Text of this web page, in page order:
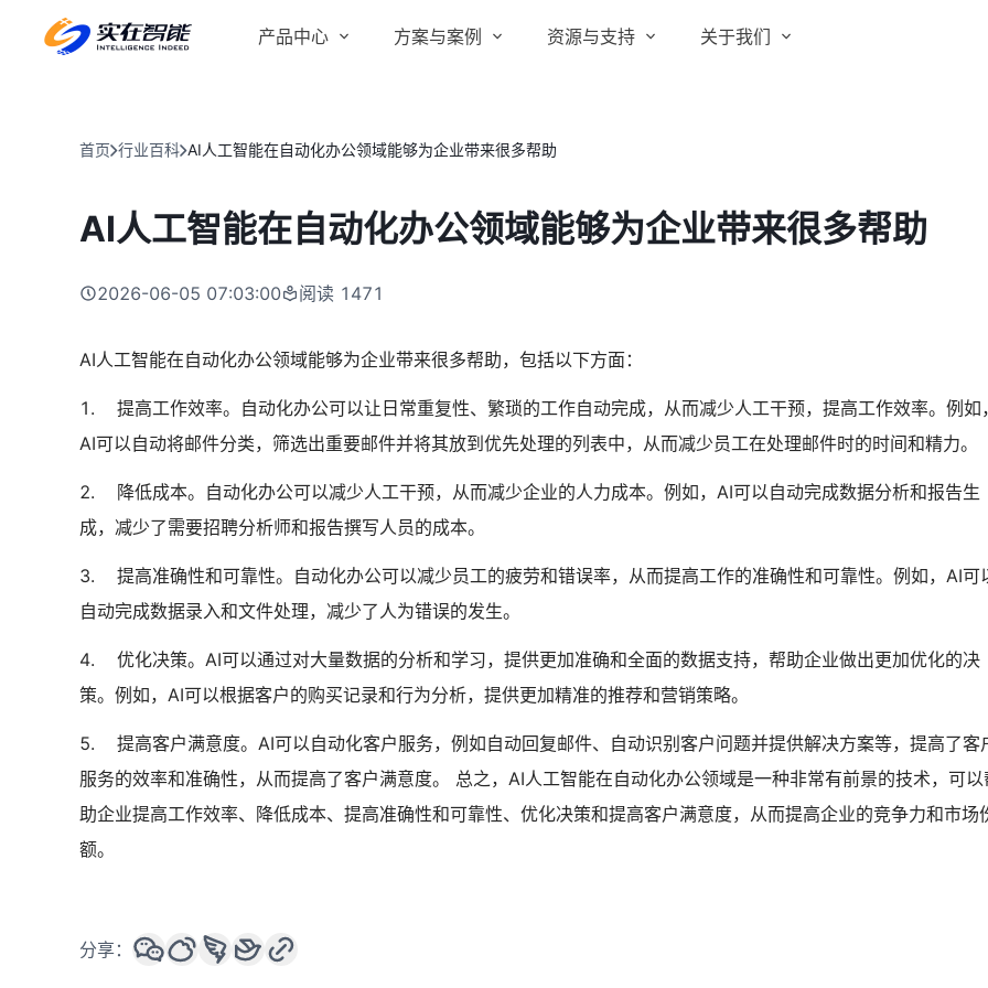
产品中心
实在 Agent
Tars 大模型
自研大模型赋能全系产品
IDP 文档审阅
智能文档审阅平台
实在 RPA 设计器
实在 RPA 机器人
可靠的机器人终端
实在信创 RPA
全面支持国产信创生态
实在取数宝
一键提数整合，洞察更高效
方案与案例
跨境电商 政府及公共服务
资源与支持
帮助中心
客户支持
关于我们
行业百科
首页 行业百科 AI人工智能在自动化办公领域能够为企业带来很多帮助
AI人工智能在自动化办公领域能够为企业带来很多帮助
2026-06-05 07:03:00 阅读 1471
AI人工智能在自动化办公领域能够为企业带来很多帮助，包括以下方面：
1. 提高工作效率。自动化办公可以让日常重复性、繁琐的工作自动完成，从而减少人工干预，提高工作效率。例如，
AI可以自动将邮件分类，筛选出重要邮件并将其放到优先处理的列表中，从而减少员工在处理邮件时的时间和精力。
2. 降低成本。自动化办公可以减少人工干预，从而减少企业的人力成本。例如，AI可以自动完成数据分析和报告生
成，减少了需要招聘分析师和报告撰写人员的成本。
3. 提高准确性和可靠性。自动化办公可以减少员工的疲劳和错误率，从而提高工作的准确性和可靠性。例如，AI可
自动完成数据录入和文件处理，减少了人为错误的发生。
4. 优化决策。AI可以通过对大量数据的分析和学习，提供更加准确和全面的数据支持，帮助企业做出更加优化的决
策。例如，AI可以根据客户的购买记录和行为分析，提供更加精准的推荐和营销策略。
5. 提高客户满意度。AI可以自动化客户服务，例如自动回复邮件、自动识别客户问题并提供解决方案等，提高了客
服务的效率和准确性，从而提高了客户满意度。 总之，AI人工智能在自动化办公领域是一种非常有前景的技术，可以
助企业提高工作效率、降低成本、提高准确性和可靠性、优化决策和提高客户满意度，从而提高企业的竞争力和市场
额。
分享：